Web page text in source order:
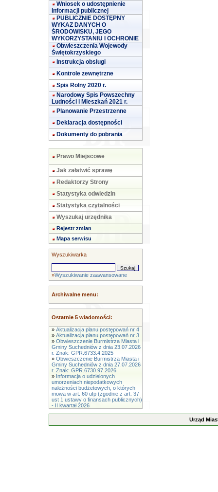
Wniosek o udostępnienie
informacji publicznej
PUBLICZNIE DOSTĘPNY
WYKAZ DANYCH O
ŚRODOWISKU, JEGO
WYKORZYSTANIU I OCHRONIE
Obwieszczenia Wojewody
Świętokrzyskiego
Instrukcja obsługi
Kontrole zewnętrzne
Spis Rolny 2020 r.
Narodowy Spis Powszechny
Ludności i Mieszkań 2021 r.
Planowanie Przestrzenne
Deklaracja dostępności
Dokumenty do pobrania
Prawo Miejscowe
Jak załatwić sprawę
Redaktorzy Strony
Statystyka odwiedzin
Statystyka czytalności
Wyszukaj urzędnika
Rejestr zmian
Mapa serwisu
Wyszukiwarka
»Wyszukiwanie zaawansowane
Archiwalne menu:
Ostatnie 5 wiadomości:
» Aktualizacja planu postępowań nr 4
» Aktualizacja planu postępowań nr 3
» Obwieszczenie Burmistrza Miasta i
Gminy Suchedniów z dnia 23.07.2026
r. Znak: GPR.6733.4.2025
» Obwieszczenie Burmistrza Miasta i
Gminy Suchedniów z dnia 27.07.2026
r. Znak: GPR.6730.97.2026
» Informacja o udzielonych
umorzeniach niepodatkowych
należności budżetowych, o których
mowa w art. 60 ufp (zgodnie z art. 37
ust 1 ustawy o finansach publicznych)
- II kwartał 2026
Urząd